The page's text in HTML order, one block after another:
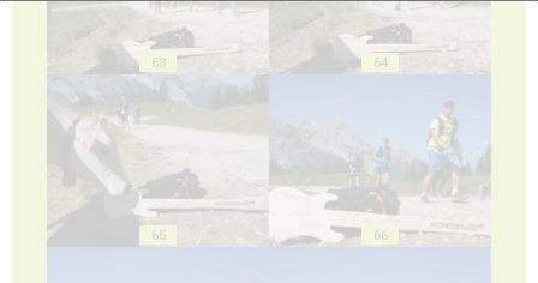
63 64
65 66